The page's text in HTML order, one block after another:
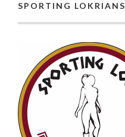
SPORTING LOKRIANS